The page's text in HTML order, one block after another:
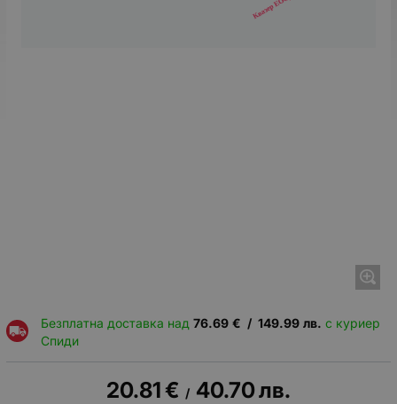
Безплатна доставка над 76.69 € / 149.99 лв. с куриер
Спиди
20.81€ / 40.70лв.